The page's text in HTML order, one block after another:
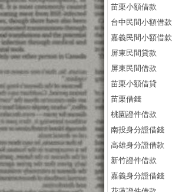
苗栗小額借款
台中民間小額借款
嘉義民間小額借款
屏東民間貸款
屏東民間借款
苗栗小額借貸
苗栗借錢
桃園證件借款
南投身分證借錢
高雄身分證借款
新竹證件借款
嘉義身分證借錢